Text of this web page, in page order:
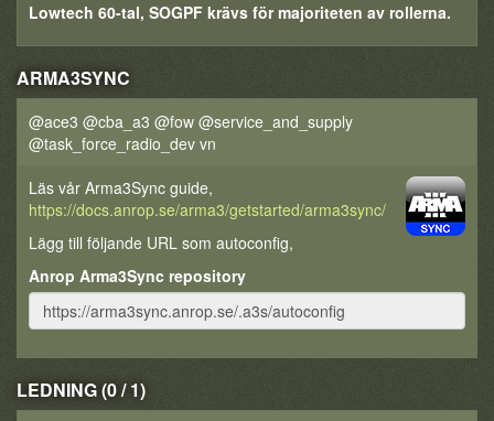
Lowtech 60-tal, SOGPF krävs för majoriteten av rollerna.
ARMA3SYNC
@ace3 @cba_a3 @fow @service_and_supply
@task_force_radio_dev vn
Läs vår Arma3Sync guide,
https://docs.anrop.se/arma3/getstarted/arma3sync/
Lägg till följande URL som autoconfig,
Anrop Arma3Sync repository
LEDNING (0 / 1)